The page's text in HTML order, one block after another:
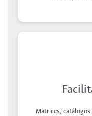
Matrices, catálogos